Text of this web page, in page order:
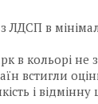
ЛДСП в
в кольорі
встигли
і відмінну